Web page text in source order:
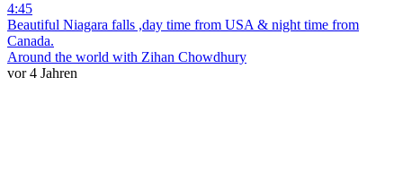
4:45
Beautiful Niagara falls ,day time from USA & night time from
Canada.
Around the world with Zihan Chowdhury
vor 4 Jahren